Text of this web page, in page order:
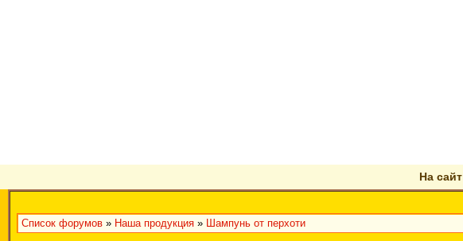
На сайт
Список форумов » Наша продукция » Шампунь от перхоти